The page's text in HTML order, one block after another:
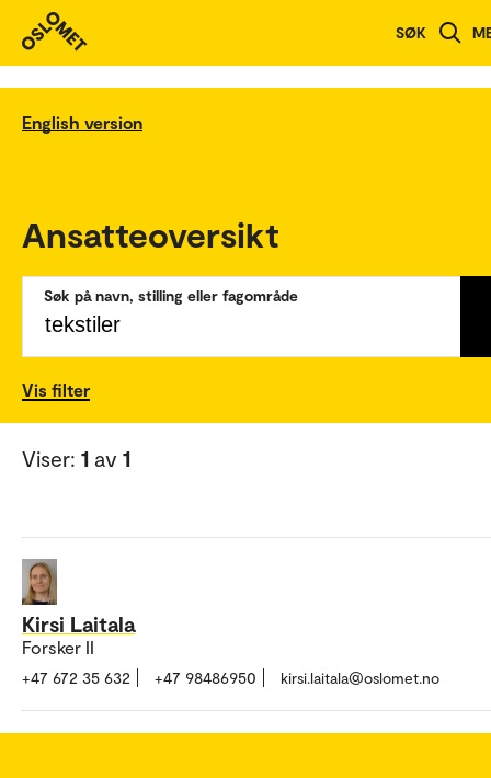
SØK
English version
Ansatteoversikt
Søk på navn, stilling eller fagområde
Vis filter
Viser: 1 av 1
Kirsi Laitala
Forsker II
+47 672 35 632 +47 98486950 kirsi.laitala@oslomet.no